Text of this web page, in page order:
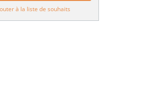
à la liste de souhaits